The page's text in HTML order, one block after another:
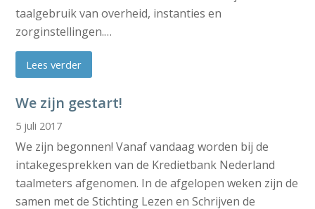
taalgebruik van overheid, instanties en
zorginstellingen.…
Lees verder
We zijn gestart!
5 juli 2017
We zijn begonnen! Vanaf vandaag worden bij de
intakegesprekken van de Kredietbank Nederland
taalmeters afgenomen. In de afgelopen weken zijn de
samen met de Stichting Lezen en Schrijven de